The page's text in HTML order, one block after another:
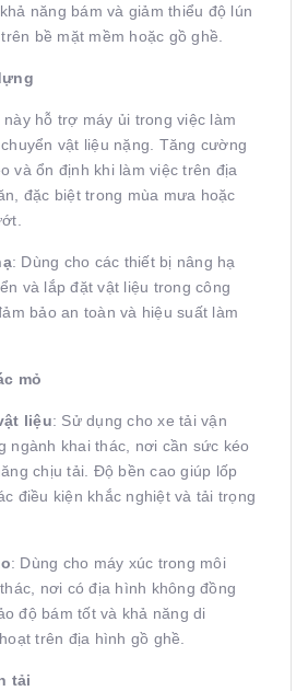
năng bám và giảm thiểu độ lún
bề mặt mềm hoặc gồ ghề.
này hỗ trợ máy ủi trong việc làm
vật liệu nặng. Tăng cường
và ổn định khi làm việc trên địa
đặc biệt trong mùa mưa hoặc
: Dùng cho các thiết bị nâng hạ
và lắp đặt vật liệu trong công
bảo an toàn và hiệu suất làm
mỏ
liệu: Sử dụng cho xe tải vận
ngành khai thác, nơi cần sức kéo
chịu tải. Độ bền cao giúp lốp
điều kiện khắc nghiệt và tải trọng
: Dùng cho máy xúc trong môi
nơi có địa hình không đồng
độ bám tốt và khả năng di
trên địa hình gồ ghề.
tải